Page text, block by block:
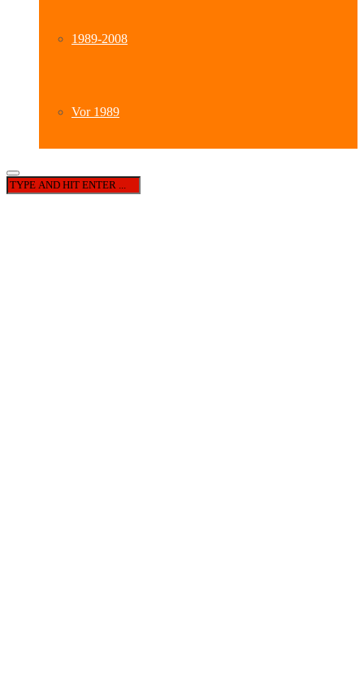
1989-2008
Vor 1989